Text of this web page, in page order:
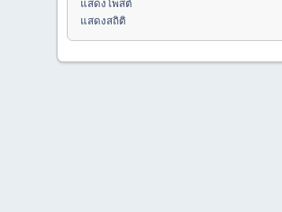
แสดงโพสต์
แสดงสถิติ